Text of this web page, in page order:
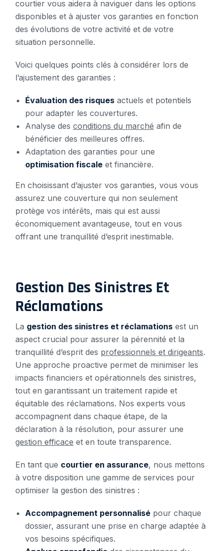
courtier vous aidera à naviguer dans les options
disponibles et à ajuster vos garanties en fonction
des évolutions de votre activité et de votre
situation personnelle.
Voici quelques points clés à considérer lors de
l’ajustement des garanties :
Évaluation des risques actuels et potentiels
pour adapter les couvertures.
Analyse des conditions du marché afin de
bénéficier des meilleures offres.
Adaptation des garanties pour une
optimisation fiscale et financière.
En choisissant d’ajuster vos garanties, vous vous
assurez une couverture qui non seulement
protège vos intérêts, mais qui est aussi
économiquement avantageuse, tout en vous
offrant une tranquillité d’esprit inestimable.
Gestion Des Sinistres Et
Réclamations
La gestion des sinistres et réclamations est un
aspect crucial pour assurer la pérennité et la
tranquillité d’esprit des professionnels et dirigeants.
Une approche proactive permet de minimiser les
impacts financiers et opérationnels des sinistres,
tout en garantissant un traitement rapide et
équitable des réclamations. Nos experts vous
accompagnent dans chaque étape, de la
déclaration à la résolution, pour assurer une
gestion efficace et en toute transparence.
En tant que courtier en assurance, nous mettons
à votre disposition une gamme de services pour
optimiser la gestion des sinistres :
Accompagnement personnalisé pour chaque
dossier, assurant une prise en charge adaptée à
vos besoins spécifiques.